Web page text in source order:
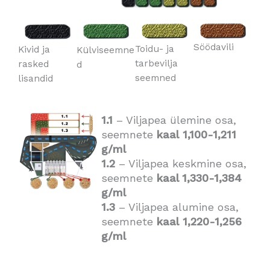
Kivid ja
rasked
lisandid
Külviseemne
d
Toidu- ja
tarbevilja
seemned
Söödavili
1.1 – Viljapea ülemine osa,
seemnete kaal 1,100-1,211
g/ml
1.2– Viljapea keskmine osa,
seemnete kaal 1,330-1,384
g/ml
1.3– Viljapea alumine osa,
seemnete kaal 1,220-1,256
g/ml